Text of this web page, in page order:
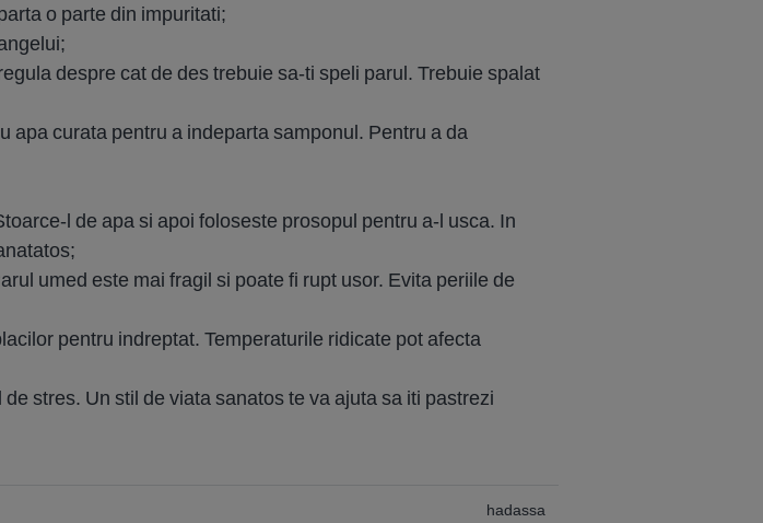
o parte din impuritati;
despre cat de des trebuie sa-ti speli parul. Trebuie spalat
apa curata pentru a indeparta samponul. Pentru a da
l de apa si apoi foloseste prosopul pentru a-l usca. In
umed este mai fragil si poate fi rupt usor. Evita periile de
pentru indreptat. Temperaturile ridicate pot afecta
stres. Un stil de viata sanatos te va ajuta sa iti pastrezi
hadassa